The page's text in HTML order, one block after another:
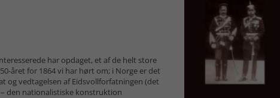
har opdaget, et af de helt store
året for 1864 vi har hørt om; i Norge er det
og vedtagelsen af Eidsvollforfatningen (det
den nationalistiske konstruktion